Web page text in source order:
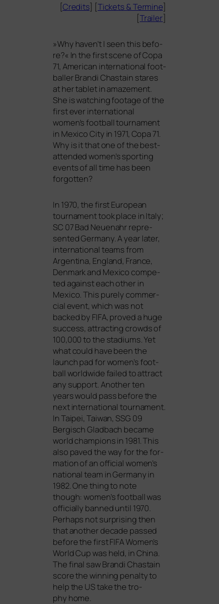
[Credits] [Tickets &Termine]
[Trailer]
»Why haven’t I seen this befo­
re?« In the first sce­ne of Copa
71, American inter­na­tio­nal foot­
bal­ler Brandi Chastain sta­res
at her tablet in ama­ze­ment.
She is wat­ching foo­ta­ge of the
first ever inter­na­tio­nal
women’s foot­ball tour­na­ment
in Mexico City in 1971, Copa 71.
Why is it that one of the best-
atten­ded women’s sport­ing
events of all time has been
forgotten?
In 1970, the first European
tour­na­ment took place in Italy;
SC 07 Bad Neuenahr repre­
sen­ted Germany. A year later,
inter­na­tio­nal teams from
Argentina, England, France,
Denmark and Mexico com­pe­
ted against each other in
Mexico. This purely com­mer­
cial event, which was not
backed by FIFA, pro­ved a huge
suc­cess, attrac­ting crowds of
100,000 to the sta­di­ums. Yet
what could have been the
launch pad for women’s foot­
ball world­wi­de fai­led to attract
any sup­port. Another ten
years would pass befo­re the
next inter­na­tio­nal tour­na­ment.
In Taipei, Taiwan, SSG 09
Bergisch Gladbach beca­me
world cham­pi­ons in 1981. This
also paved the way for the for­
ma­ti­on of an offi­ci­al women’s
natio­nal team in Germany in
1982. One thing to note
though: women’s foot­ball was
offi­ci­al­ly ban­ned until 1970.
Perhaps not sur­pri­sing then
that ano­ther deca­de pas­sed
befo­re the firstFIFAWomen’s
World Cup was held, in China.
The final saw Brandi Chastain
score the win­ning penal­ty to
help the UStake the tro­
phy home.